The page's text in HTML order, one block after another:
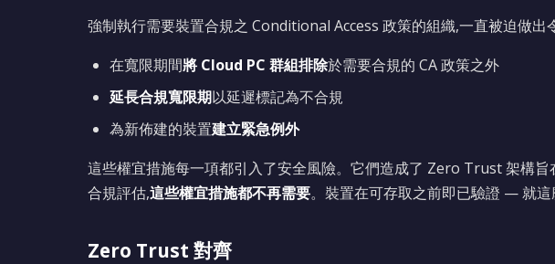
強制執行需要裝置合規之 Conditional Access 政策的組織,一直被迫做出
在寬限期間將 Cloud PC 群組排除於需要合規的 CA 政策之外
延長合規寬限期以延遲標記為不合規
為新佈建的裝置建立緊急例外
這些權宜措施每一項都引入了安全風險。它們造成了 Zero Trust 架構
合規評估,這些權宜措施都不再需要。裝置在可存取之前即已驗證 — 就這
Zero Trust 對齊